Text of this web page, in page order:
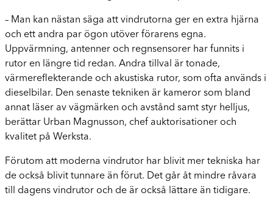
– Man kan nästan säga att vindrutorna ger en extra hjärna
och ett andra par ögon utöver förarens egna.
Uppvärmning, antenner och regnsensorer har funnits i
rutor en längre tid redan. Andra tillval är tonade,
värmereflekterande och akustiska rutor, som ofta används i
dieselbilar. Den senaste tekniken är kameror som bland
annat läser av vägmärken och avstånd samt styr helljus,
berättar Urban Magnusson, chef auktorisationer och
kvalitet på Werksta.
Förutom att moderna vindrutor har blivit mer tekniska har
de också blivit tunnare än förut. Det går åt mindre råvara
till dagens vindrutor och de är också lättare än tidigare.